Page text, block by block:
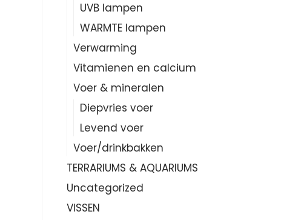
UVB lampen
WARMTE lampen
Verwarming
Vitamienen en calcium
Voer & mineralen
Diepvries voer
Levend voer
Voer/drinkbakken
TERRARIUMS & AQUARIUMS
Uncategorized
VISSEN